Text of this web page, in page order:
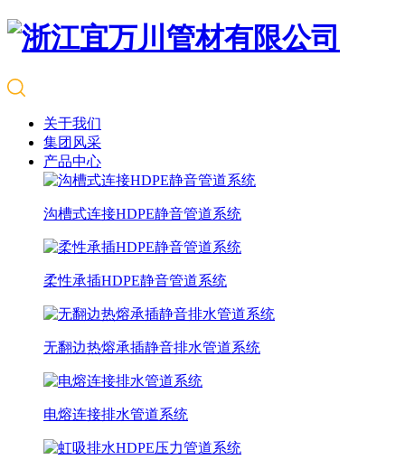
关于我们
集团风采
产品中心
沟槽式连接HDPE静音管道系统
柔性承插HDPE静音管道系统
无翻边热熔承插静音排水管道系统
电熔连接排水管道系统